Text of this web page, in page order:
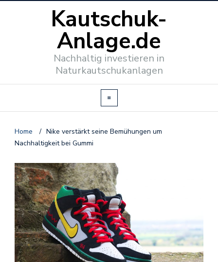
Kautschuk-
Anlage.de
Nachhaltig investieren in
Naturkautschukanlagen
Home / Nike verstärkt seine Bemühungen um
Nachhaltigkeit bei Gummi